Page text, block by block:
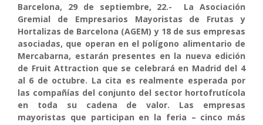
Barcelona, 29 de septiembre, 22.-
La Asociación
Gremial de Empresarios Mayoristas de Frutas y
Hortalizas de Barcelona (AGEM) y 18 de sus empresas
asociadas, que operan en el polígono alimentario de
Mercabarna, estarán presentes en la nueva edición
de Fruit Attraction que se celebrará en Madrid del 4
al 6 de octubre. La cita es realmente esperada por
las compañías del conjunto del sector hortofrutícola
en toda su cadena de valor. Las empresas
mayoristas que participan en la feria – cinco más